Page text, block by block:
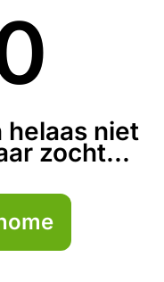
helaas niet
zocht...